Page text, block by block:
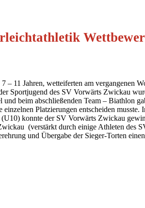
– 11 Jahren, wetteiferten am vergangenen
Sportjugend des SV Vorwärts Zwickau
beim abschließenden Team – Biathlon
Platzierungen entscheiden
konnte der SV Vorwärts Zwickau
(verstärkt durch einige Athleten des
und Übergabe der Sieger-Torten